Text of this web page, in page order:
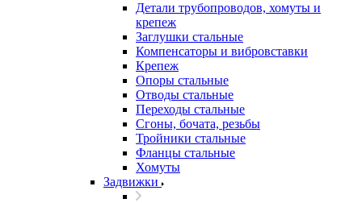
Детали трубопроводов, хомуты и
крепеж
Заглушки стальные
Компенсаторы и вибровставки
Крепеж
Опоры стальные
Отводы стальные
Переходы стальные
Сгоны, бочата, резьбы
Тройники стальные
Фланцы стальные
Хомуты
Задвижки